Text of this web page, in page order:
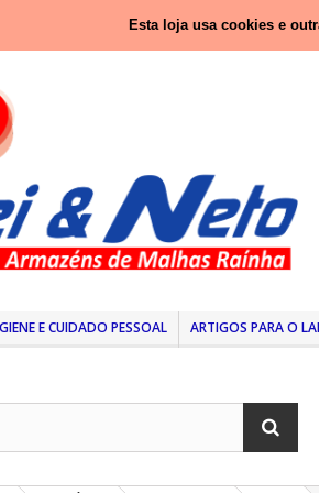
937 416 333 (Chamada para rede nacional
E CUIDADO PESSOAL ARTIGOS PARA O
Esta loja usa cookies e